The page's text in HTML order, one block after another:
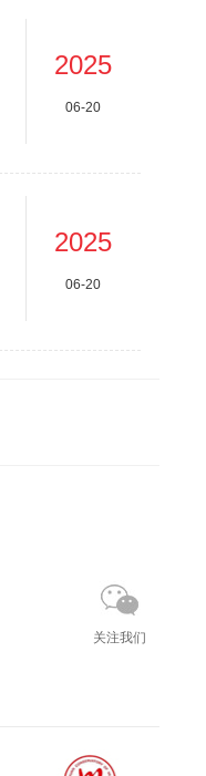
2025
06-20
2025
06-20
关注我们